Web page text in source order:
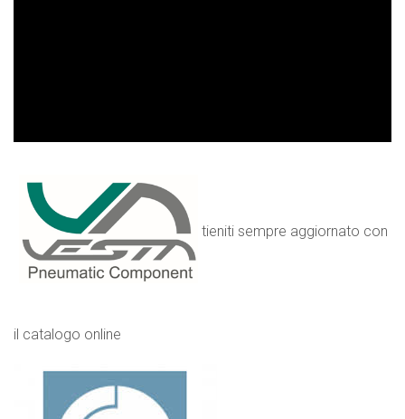
tieniti sempre aggiornato con
il catalogo online